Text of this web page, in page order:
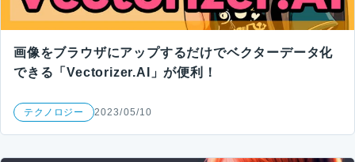
画像をブラウザにアップするだけでベクターデータ化
できる「Vectorizer.AI」が便利！
テクノロジー 2023/05/10